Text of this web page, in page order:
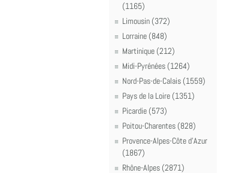
(1165)
Limousin (372)
Lorraine (848)
Martinique (212)
Midi-Pyrénées (1264)
Nord-Pas-de-Calais (1559)
Pays de la Loire (1351)
Picardie (573)
Poitou-Charentes (828)
Provence-Alpes-Côte d'Azur
(1867)
Rhône-Alpes (2871)